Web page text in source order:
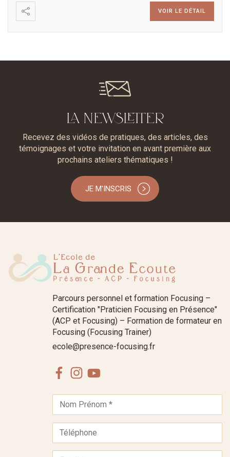
VOIR LE DÉTAIL
LA NEWSLETTER
Recevez des vidéos de pratiques, des articles, des
témoignages et votre invitation en avant première aux
prochains ateliers thématiques !
JE M'INSCRIS
Parcours personnel et formation Focusing –
Certification "Praticien Focusing en Présence"
(ACP et Focusing) – Formation de formateur en
Focusing (Focusing Trainer)
ecole@presence-focusing.fr
FacebookInstagram